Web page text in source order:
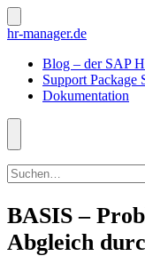
Zum
Inhalt
Suche
ein-/ausblenden
hr-manager.de
Blog – der SAP
Support Package
Dokumentation
Menü
nach:
BASIS –
Abgleich